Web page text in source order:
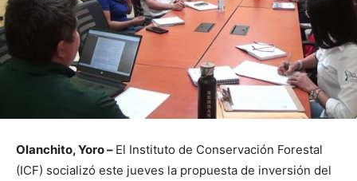
Olanchito, Yoro – El Instituto de Conservación Forestal
(ICF) socializó este jueves la propuesta de inversión del